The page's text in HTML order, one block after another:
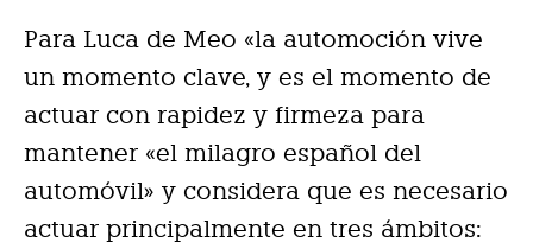
Para Luca de Meo «la automoción vive
un momento clave, y es el momento de
actuar con rapidez y firmeza para
mantener «el milagro español del
automóvil» y considera que es necesario
actuar principalmente en tres ámbitos: